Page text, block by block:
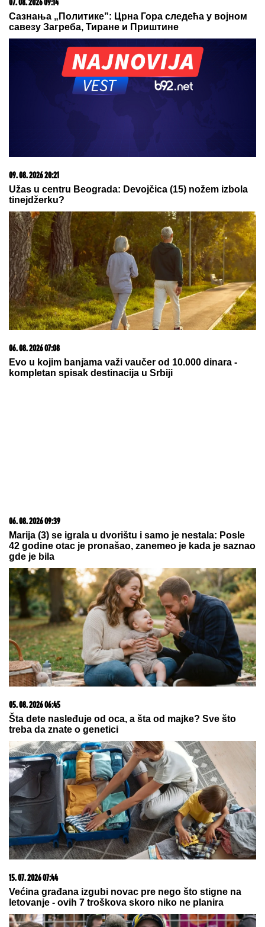
09. 08. 2026 14:58
Zovu ih srpski "mali Karibi" - mestašce je kao sa
03. 08. 2026 13:23
Hibrid broj 1 koji osvaja Evropu, sada po specijalnoj
09. 08. 2026 20:21
Užas u centru Beograda: Devojčica (15) nožem izbola
tinejdžerku?
06. 08. 2026 07:08
Evo u kojim banjama važi vaučer od 10.000 dinara -
kompletan spisak destinacija u Srbiji
06. 08. 2026 09:39